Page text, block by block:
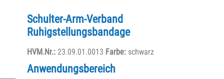
Schulter-Arm-Verband
Ruhigstellungsbandage
HVM.Nr.:23.09.01.0013 Farbe:schwarz
Anwendungsbereich